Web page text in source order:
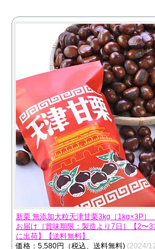
新栗 無添加大粒天津甘栗3kg［1kg×3P］
お届け［賞味期限：製造より7日］【2〜3
に出荷】【送料無料】
価格：5,580円（税込、送料無料) (2024/